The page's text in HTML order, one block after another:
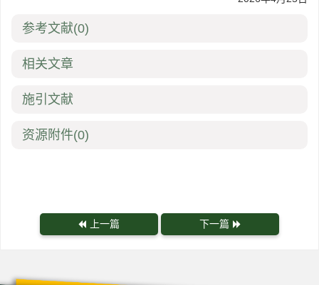
参考文献(0)
相关文章
施引文献
资源附件(0)
上一篇 下一篇